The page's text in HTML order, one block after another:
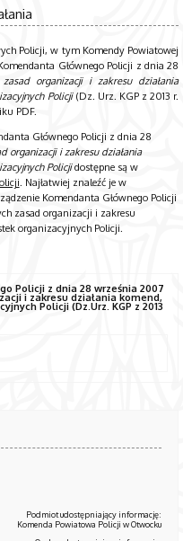
Policji, w tym Komendy Powiatowej
Głównego Policji z dnia 28
organizacji i zakresu działania
Policji(Dz. Urz. KGP z 2013 r.
PDF.
Głównego Policji z dnia 28
organizacji i zakresu działania
Policji dostępne są w
. Najłatwiej znaleźć je w
Komendanta Głównego Policji
zasad organizacji i zakresu
organizacyjnych Policji.
Policji z dnia 28 września 2007
i zakresu działania komend,
Policji (Dz.Urz. KGP z 2013
Podmiot udostępniający informację:
Komenda Powiatowa Policji w Otwocku